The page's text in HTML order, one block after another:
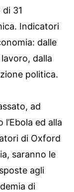
31
Indicatori
dalle
dalla
politica.
ad
ed alla
di Oxford
saranno le
agli
di